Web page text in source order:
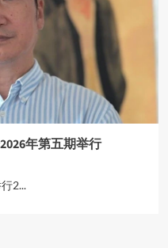
年第五期举行
2...